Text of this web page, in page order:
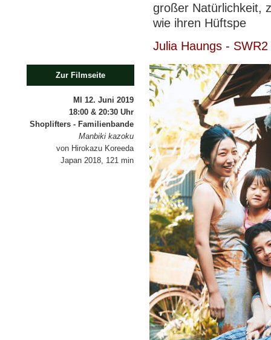
großer Natürlichkeit,
wie ihren Hüftspe
Julia Haungs - SWR2
Zur Filmseite
MI 12. Juni 2019
18:00 & 20:30 Uhr
Shoplifters - Familienbande
Manbiki kazoku
von Hirokazu Koreeda
Japan 2018, 121 min